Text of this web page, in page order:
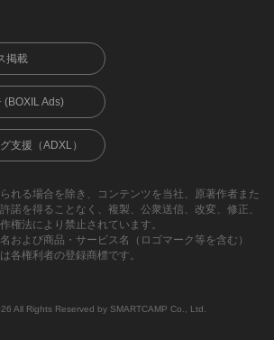
掲載
(BOXIL Ads)
支援（ADXL）
れる場合を除き、コンテンツを当社、原著作者また
諾を得ることなく、複製、公衆送信、改変、修正、
権法により禁止されています。
および商品・サービス名（ロゴマーク等を含む）
各権利者の登録商標です。
All Rights Reserved by SMARTCAMP Co., Ltd.